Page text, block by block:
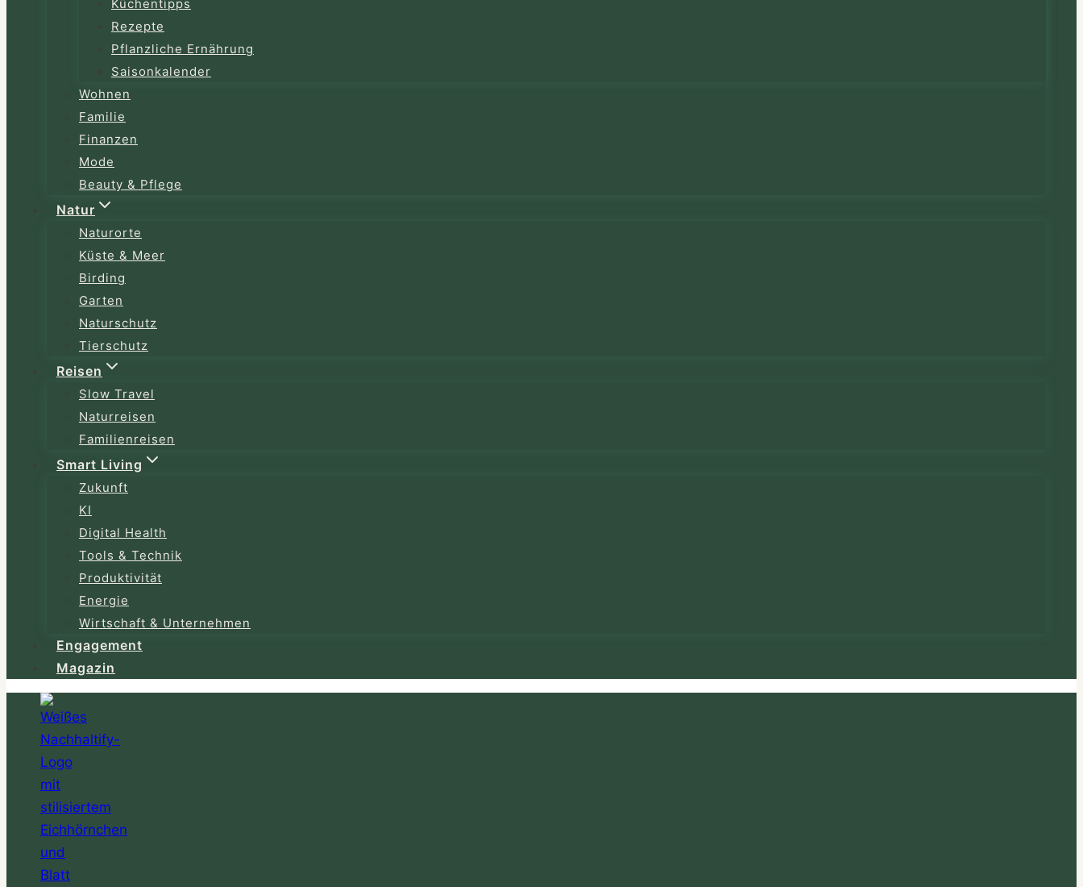
Küchentipps
Rezepte
Pflanzliche Ernährung
Saisonkalender
Wohnen
Familie
Finanzen
Mode
Beauty & Pflege
Natur
Naturorte
Küste & Meer
Birding
Garten
Naturschutz
Tierschutz
Reisen
Slow Travel
Naturreisen
Familienreisen
Smart Living
Zukunft
KI
Digital Health
Tools & Technik
Produktivität
Energie
Wirtschaft & Unternehmen
Engagement
Magazin